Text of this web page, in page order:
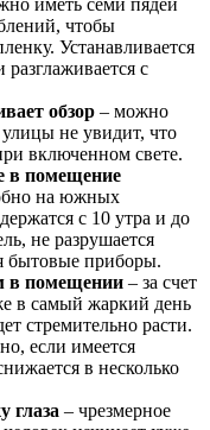
иметь семи пядей
чтобы
Устанавливается
с
обзор – можно
не увидит, что
включенном свете.
в помещение
на южных
с 10 утра и до
не разрушается
бытовые приборы.
в помещении – за счет
в самый жаркий день
стремительно расти.
если имеется
в несколько
глаза – чрезмерное